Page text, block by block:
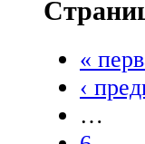
«
‹
…